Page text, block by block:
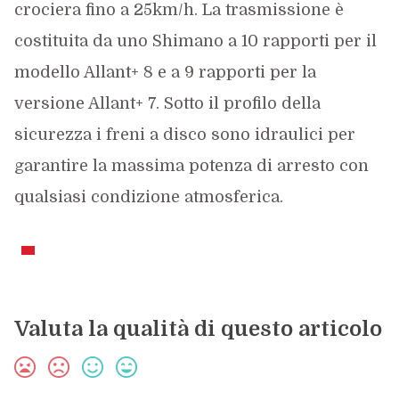
crociera fino a 25km/h. La trasmissione è
costituita da uno Shimano a 10 rapporti per il
modello Allant+ 8 e a 9 rapporti per la
versione Allant+ 7. Sotto il profilo della
sicurezza i freni a disco sono idraulici per
garantire la massima potenza di arresto con
qualsiasi condizione atmosferica.
Valuta la qualità di questo articolo